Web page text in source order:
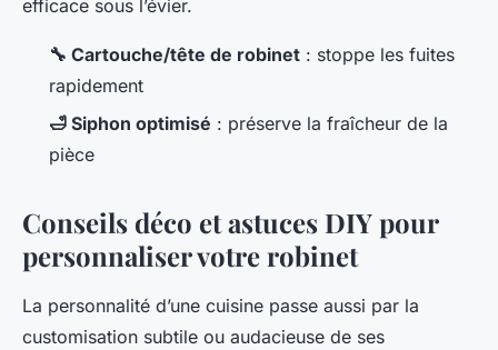
efficace sous l’évier.
🔧 Cartouche/tête de robinet : stoppe les fuites
rapidement
🛁 Siphon optimisé : préserve la fraîcheur de la
pièce
Conseils déco et astuces DIY pour
personnaliser votre robinet
La personnalité d’une cuisine passe aussi par la
customisation subtile ou audacieuse de ses